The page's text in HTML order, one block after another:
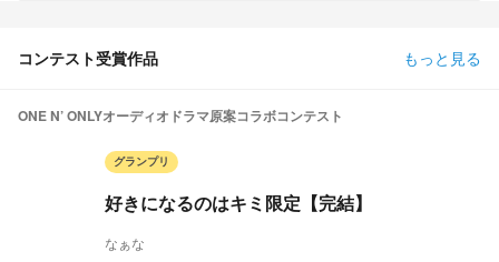
コンテスト受賞作品 もっと見る
ONE N’ ONLYオーディオドラマ原案コラボコンテスト
グランプリ
好きになるのはキミ限定【完結】
なぁな